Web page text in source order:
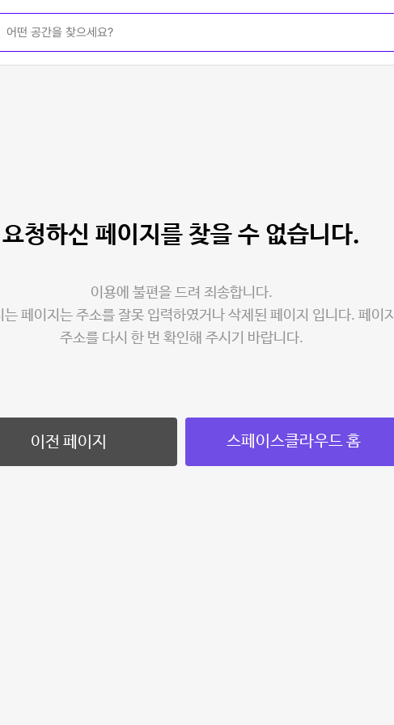
요청하신 페이지를 찾을 수 없습니다.
이용에 불편을 드려 죄송합니다.
는 페이지는 주소를 잘못 입력하였거나 삭제된 페이지 입니다. 페이지
주소를 다시 한 번 확인해 주시기 바랍니다.
이전 페이지 스페이스클라우드 홈